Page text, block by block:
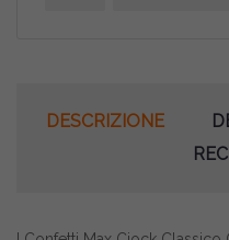
DESCRIZIONE